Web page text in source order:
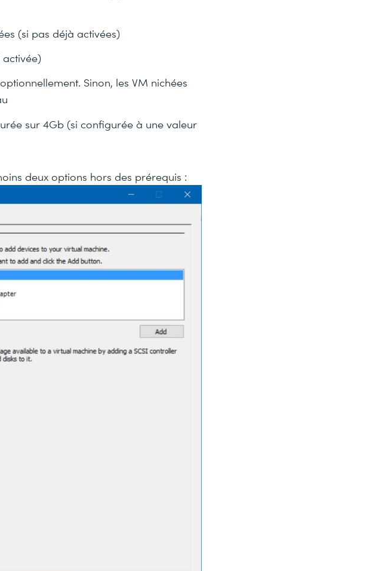
(si pas déjà activées)
Sinon, les VM nichées
sur 4Gb (si configurée à une valeur
deux options hors des prérequis :